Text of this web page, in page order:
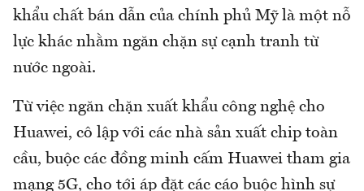
khẩu chất bán dẫn của chính phủ Mỹ là một nỗ
lực khác nhằm ngăn chặn sự cạnh tranh từ
nước ngoài.
Từ việc ngăn chặn xuất khẩu công nghệ cho
Huawei, cô lập với các nhà sản xuất chip toàn
cầu, buộc các đồng minh cấm Huawei tham gia
mạng 5G, cho tới áp đặt các cáo buộc hình sự